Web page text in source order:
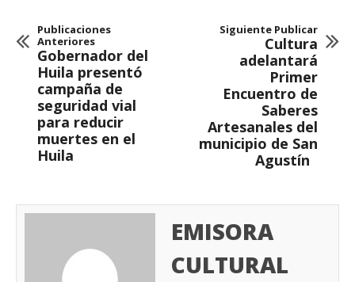
Publicaciones
Anteriores
Gobernador del
Huila presentó
campaña de
seguridad vial
para reducir
muertes en el
Huila
Siguiente Publicar
Cultura
adelantará
Primer
Encuentro de
Saberes
Artesanales del
municipio de San
Agustín
EMISORA
CULTURAL